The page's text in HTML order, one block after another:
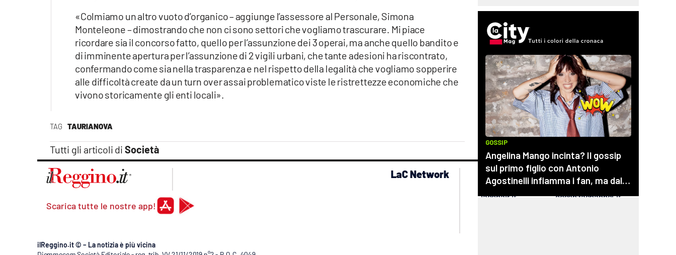
TAG TAURIANOVA
Tutti gli articoli di Società
«Colmiamo un altro vuoto d’organico – aggiunge l’assessore al Personale, Simona
Monteleone – dimostrando che non ci sono settori che vogliamo trascurare. Mi piace
ricordare sia il concorso fatto, quello per l’assunzione dei 3 operai, ma anche quello bandito e
di imminente apertura per l’assunzione di 2 vigili urbani, che tante adesioni ha riscontrato,
confermando come sia nella trasparenza e nel rispetto della legalità che vogliamo sopperire
alle difficoltà create da un turn over assai problematico viste le ristrettezze economiche che
vivono storicamente gli enti locali».
Scarica tutte le nostre app!
LaC Network
lacplay.it
lactv.it
laconair.it
lacitymag.it
lacapitalenews.it
cosenzachannel.it
ilReggino.it © – La notizia è più vicina